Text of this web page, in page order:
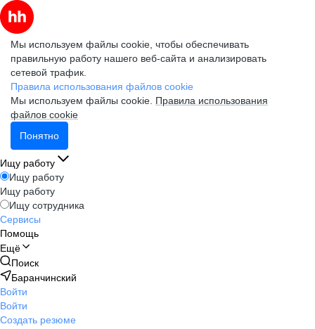
Мы используем файлы cookie, чтобы обеспечивать
правильную работу нашего веб-сайта и анализировать
сетевой трафик.
Правила использования файлов cookie
Мы используем файлы cookie. Правила использования
файлов cookie
Понятно
Ищу работу
Ищу работу
Ищу работу
Ищу сотрудника
Сервисы
Помощь
Ещё
Поиск
Баранчинский
Войти
Войти
Создать резюме